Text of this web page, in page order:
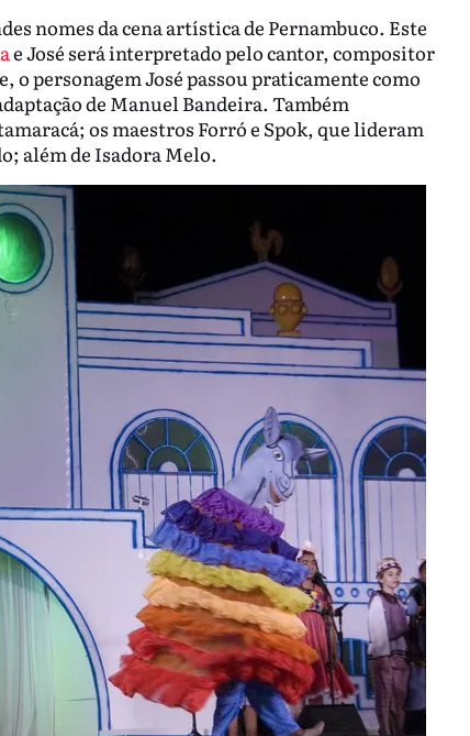
nomes da cena artística de Pernambuco. Este
e José será interpretado pelo cantor, compositor
o personagem José passou praticamente como
de Manuel Bandeira. Também
os maestros Forró e Spok, que lideram
além de Isadora Melo.